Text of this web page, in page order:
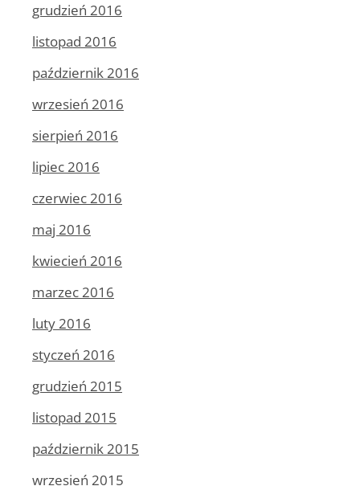
grudzień 2016
listopad 2016
październik 2016
wrzesień 2016
sierpień 2016
lipiec 2016
czerwiec 2016
maj 2016
kwiecień 2016
marzec 2016
luty 2016
styczeń 2016
grudzień 2015
listopad 2015
październik 2015
wrzesień 2015